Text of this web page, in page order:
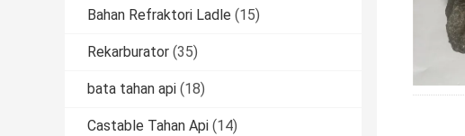
Bahan Refraktori Ladle (15)
Rekarburator (35)
bata tahan api (18)
Castable Tahan Api (14)